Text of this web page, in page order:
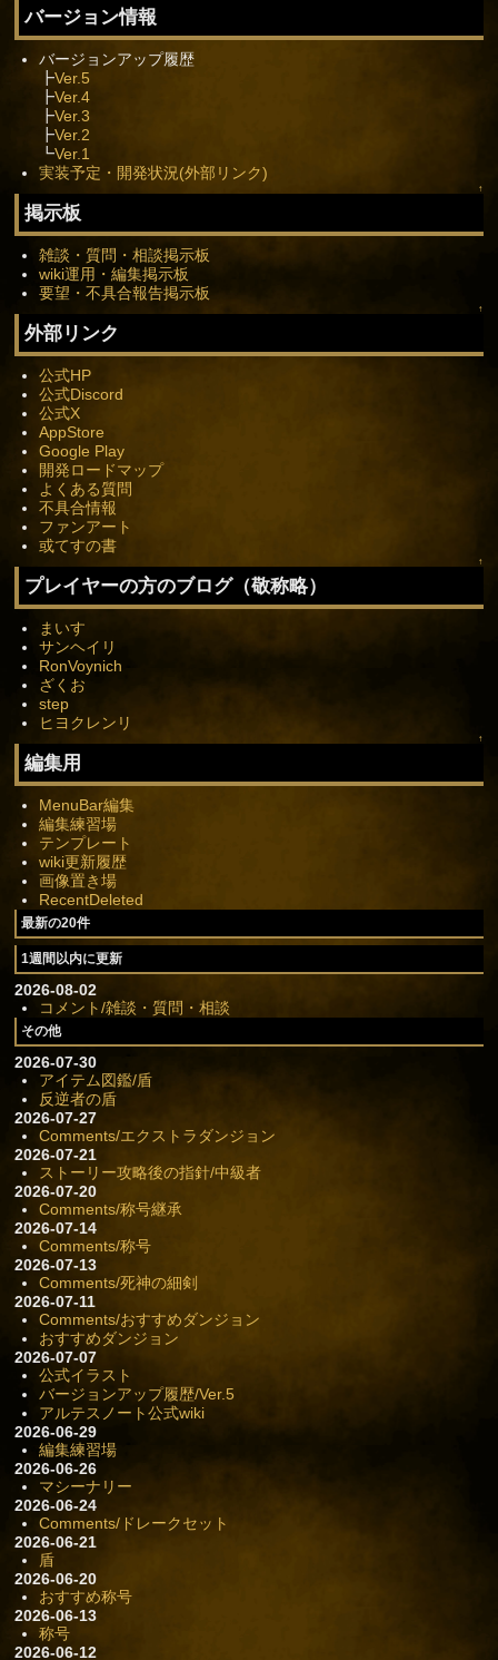
バージョン情報
バージョンアップ履歴
┣Ver.5
┣Ver.4
┣Ver.3
┣Ver.2
┗Ver.1
実装予定・開発状況(外部リンク)
↑
掲示板
雑談・質問・相談掲示板
wiki運用・編集掲示板
要望・不具合報告掲示板
↑
外部リンク
公式HP
公式Discord
公式X
AppStore
Google Play
開発ロードマップ
よくある質問
不具合情報
ファンアート
或てすの書
↑
プレイヤーの方のブログ（敬称略）
まいす
サンヘイリ
RonVoynich
ざくお
step
ヒヨクレンリ
↑
編集用
MenuBar編集
編集練習場
テンプレート
wiki更新履歴
画像置き場
RecentDeleted
最新の20件
1週間以内に更新
2026-08-02
コメント/雑談・質問・相談
その他
2026-07-30
アイテム図鑑/盾
反逆者の盾
2026-07-27
Comments/エクストラダンジョン
2026-07-21
ストーリー攻略後の指針/中級者
2026-07-20
Comments/称号継承
2026-07-14
Comments/称号
2026-07-13
Comments/死神の細剣
2026-07-11
Comments/おすすめダンジョン
おすすめダンジョン
2026-07-07
公式イラスト
バージョンアップ履歴/Ver.5
アルテスノート公式wiki
2026-06-29
編集練習場
2026-06-26
マシーナリー
2026-06-24
Comments/ドレークセット
2026-06-21
盾
2026-06-20
おすすめ称号
2026-06-13
称号
2026-06-12